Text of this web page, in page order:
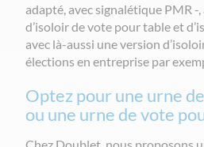
adapté, avec signalétique PMR -
d’isoloir de vote pour table et
avec là-aussi une version
élections en entreprise par
Optez pour une urne
ou une urne de vote